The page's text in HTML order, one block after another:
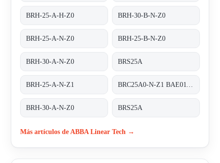
BRH-25-A-H-Z0 BRH-30-B-N-Z0
BRH-25-A-N-Z0 BRH-25-B-N-Z0
BRH-30-A-N-Z0 BRS25A
BRH-25-A-N-Z1
BRH-30-A-N-Z0 BRS25A
Más artículos de ABBA Linear Tech →